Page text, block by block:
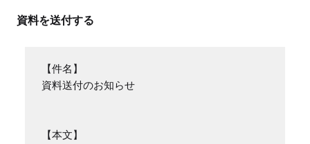
資料を送付する
【件名】
資料送付のお知らせ
【本文】